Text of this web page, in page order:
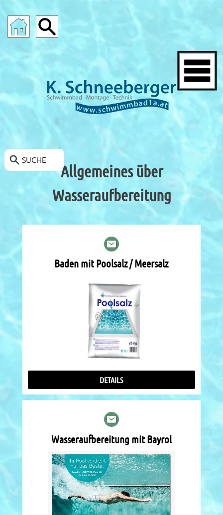
SUCHE
SCHWIMMBAD-ANGEBOTE
Allgemeines über
Wasseraufbereitung
Baden mit Poolsalz / Meersalz
DETAILS
Wasseraufbereitung mit Bayrol